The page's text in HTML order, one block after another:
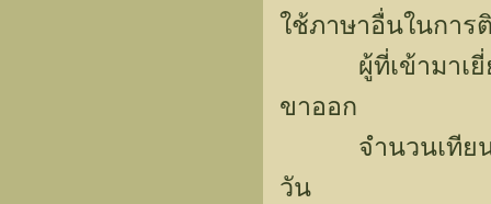
ใช้ภาษาอื่นในการ
ผู้ที่เข้ามาเยี่ยม
ขาออก
จำนวนเทียนแล
วัน